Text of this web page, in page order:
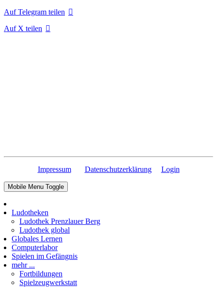
Auf Telegram teilen
Auf X teilen
Impressum Datenschutzerklärung Login
Mobile Menu Toggle
Ludotheken
Ludothek Prenzlauer Berg
Ludothek global
Globales Lernen
Computerlabor
Spielen im Gefängnis
mehr ...
Fortbildungen
Spielzeugwerkstatt